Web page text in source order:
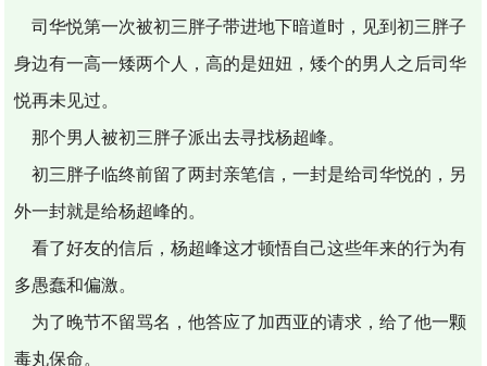
司华悦第一次被初三胖子带进地下暗道时，见到初三胖子
身边有一高一矮两个人，高的是妞妞，矮个的男人之后司华
悦再未见过。
那个男人被初三胖子派出去寻找杨超峰。
初三胖子临终前留了两封亲笔信，一封是给司华悦的，另
外一封就是给杨超峰的。
看了好友的信后，杨超峰这才顿悟自己这些年来的行为有
多愚蠢和偏激。
为了晚节不留骂名，他答应了加西亚的请求，给了他一颗
毒丸保命。